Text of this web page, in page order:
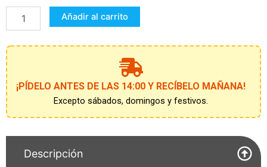
DE
MESA
Completo
Añadir al carrito
¡PÍDELO ANTES DE LAS 14:00 Y RECÍBELO MAÑANA!
Excepto sábados, domingos y festivos.
Descripción